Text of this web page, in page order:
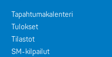
Tapahtumakalenteri
Tulokset
Tilastot
SM-kilpailut